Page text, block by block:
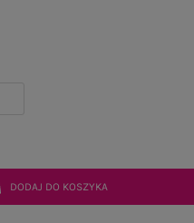
DODAJ DO KOSZYKA